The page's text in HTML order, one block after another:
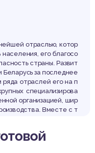
отраслью, котор
его благосо
страны. Развит
Беларусь за последнее
отраслей его на п
специализирова
организацией, шир
Вместе с т
измен